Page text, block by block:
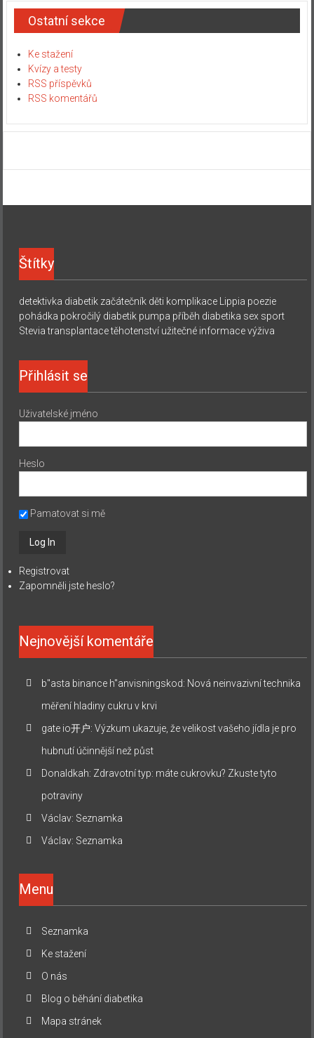
Ostatní sekce
Ke stažení
Kvízy a testy
RSS příspěvků
RSS komentářů
Štítky
detektivka diabetik začátečník děti komplikace Lippia poezie
pohádka pokročilý diabetik pumpa příběh diabetika sex sport
Stevia transplantace těhotenství užitečné informace výživa
Přihlásit se
Uživatelské jméno
Heslo
Pamatovat si mě
Registrovat
Zapomněli jste heslo?
Nejnovější komentáře
b"asta binance h"anvisningskod: Nová neinvazivní technika
měření hladiny cukru v krvi
gate io开户:Výzkum ukazuje, že velikost vašeho jídla je pro
hubnutí účinnější než půst
Donaldkah: Zdravotní typ: máte cukrovku? Zkuste tyto
potraviny
Václav: Seznamka
Václav: Seznamka
Menu
Seznamka
Ke stažení
O nás
Blog o běhání diabetika
Mapa stránek